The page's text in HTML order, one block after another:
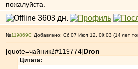
пожалуйста.
№119869 Добавлено: Сб 07 Июл 12, 00:03 (14 лет
[quote=чайник2#119774]Dron
Цитата: